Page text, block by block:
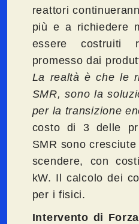
reattori
più e a richiedere
essere costruiti
promesso dai
La realtà è che le
SMR, sono la
per la transizione
costo di 3 delle
SMR sono
scendere, con
kW. Il calcolo dei
per i fisici.
Intervento di